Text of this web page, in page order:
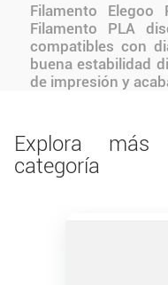
Filamento
Filamento PLA
compatibles con
buena estabilidad
de impresión y
Explora
categoría